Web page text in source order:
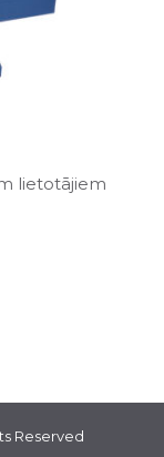
lietotājiem
Reserved